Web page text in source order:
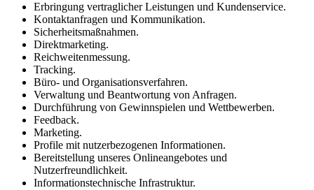
Erbringung vertraglicher Leistungen und Kundenservice.
Kontaktanfragen und Kommunikation.
Sicherheitsmaßnahmen.
Direktmarketing.
Reichweitenmessung.
Tracking.
Büro- und Organisationsverfahren.
Verwaltung und Beantwortung von Anfragen.
Durchführung von Gewinnspielen und Wettbewerben.
Feedback.
Marketing.
Profile mit nutzerbezogenen Informationen.
Bereitstellung unseres Onlineangebotes und
Nutzerfreundlichkeit.
Informationstechnische Infrastruktur.